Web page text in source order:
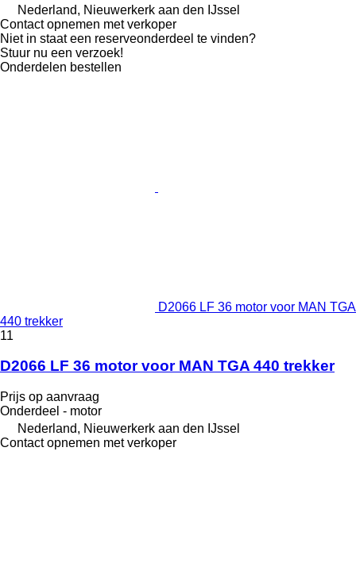
Nederland, Nieuwerkerk aan den IJssel
Contact opnemen met verkoper
Niet in staat een reserveonderdeel te vinden?
Stuur nu een verzoek!
Onderdelen bestellen
D2066 LF 36 motor voor MAN TGA
440 trekker
11
D2066 LF 36 motor voor MAN TGA 440 trekker
Prijs op aanvraag
Onderdeel - motor
Nederland, Nieuwerkerk aan den IJssel
Contact opnemen met verkoper